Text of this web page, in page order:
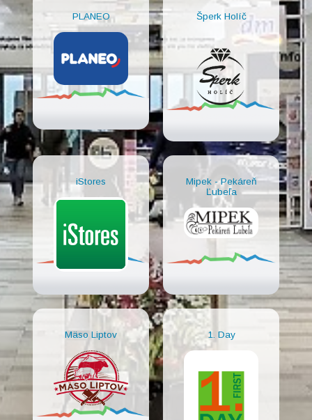
PLANEO Šperk Holíč
iStores
Mipek - Pekáreň
Ľubeľa
Mäso Liptov 1. Day